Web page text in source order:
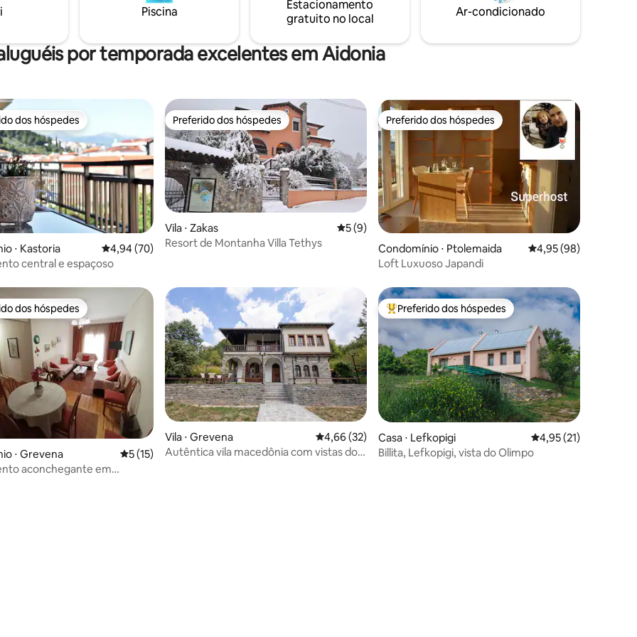
Doltsos, e fica a
do centro.
Kastoria e do lago. Relaxe neste refúgio
único e tranquilo.
Piscina
Estacionamento
gratuito no local
Ar-condicionado
por temporada excelentes em Aidonia
de 5, 159 avaliações
preferidos dos hóspedes
dos hóspedes
⋅ Kastoria 4,94 de uma avaliação média de 5, 70 avaliações
4,94 (70)
central e espaçoso
Preferido dos hóspedes
Preferido dos hóspedes
Vila ⋅ Zakas 5 de uma avaliação média de 5, 9 avaliações
5 (9)
Resort de Montanha Villa Tethys
Preferido dos hóspedes
Preferido dos hóspedes
Condomínio ⋅ Ptolemaida 4,95 de uma
4,95 (98)
Loft Luxuoso Japandi
de 5, 4 avaliações
preferidos dos hóspedes
dos hóspedes
⋅ Grevena 5 de uma avaliação média de 5, 15 avaliações
5 (15)
aconchegante em
Vila ⋅ Grevena 4,66 de uma avaliação média de 5, 32 avaliações
4,66 (32)
Autêntica vila macedônia com vistas do
Entre os melhores preferidos dos hóspedes
Preferido dos hóspedes
Casa ⋅ Lefkopigi 4,95 de uma
4,95 (21)
Billita, Lefkopigi, vista do Olimpo